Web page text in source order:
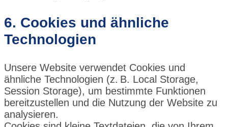
6. Cookies und ähnliche
Technologien
Unsere Website verwendet Cookies und
ähnliche Technologien (z. B. Local Storage,
Session Storage), um bestimmte Funktionen
bereitzustellen und die Nutzung der Website zu
analysieren.